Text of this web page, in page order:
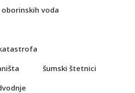
voda
šumski štetnici